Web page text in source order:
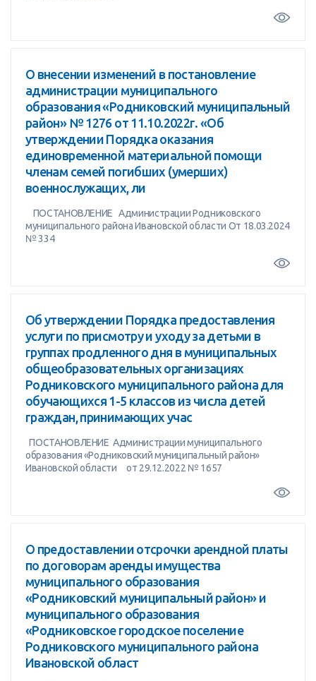
О внесении изменений в постановление
администрации муниципального
образования «Родниковский муниципальный
район» № 1276 от 11.10.2022г. «Об
утверждении Порядка оказания
единовременной материальной помощи
членам семей погибших (умерших)
военнослужащих, ли
ПОСТАНОВЛЕНИЕ Администрации Родниковского
муниципального района Ивановской области От 18.03.2024
№ 334
Об утверждении Порядка предоставления
услуги по присмотру и уходу за детьми в
группах продленного дня в муниципальных
общеобразовательных организациях
Родниковского муниципального района для
обучающихся 1-5 классов из числа детей
граждан, принимающих учас
ПОСТАНОВЛЕНИЕ Администрации муниципального
образования «Родниковский муниципальный район»
Ивановской области от 29.12.2022 № 1657
О предоставлении отсрочки арендной платы
по договорам аренды имущества
муниципального образования
«Родниковский муниципальный район» и
муниципального образования
«Родниковское городское поселение
Родниковского муниципального района
Ивановской област